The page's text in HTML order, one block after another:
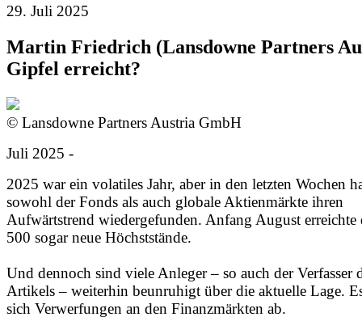
29. Juli 2025
Martin Friedrich (Lansdowne Partners
Gipfel erreicht?
© Lansdowne Partners Austria GmbH
Juli 2025 -
2025 war ein volatiles Jahr, aber in den letzten Wochen
sowohl der Fonds als auch globale Aktienmärkte ihren
Aufwärtstrend wiedergefunden. Anfang August erreichte
500 sogar neue Höchststände.
Und dennoch sind viele Anleger – so auch der Verfasser
Artikels – weiterhin beunruhigt über die aktuelle Lage.
sich Verwerfungen an den Finanzmärkten ab.